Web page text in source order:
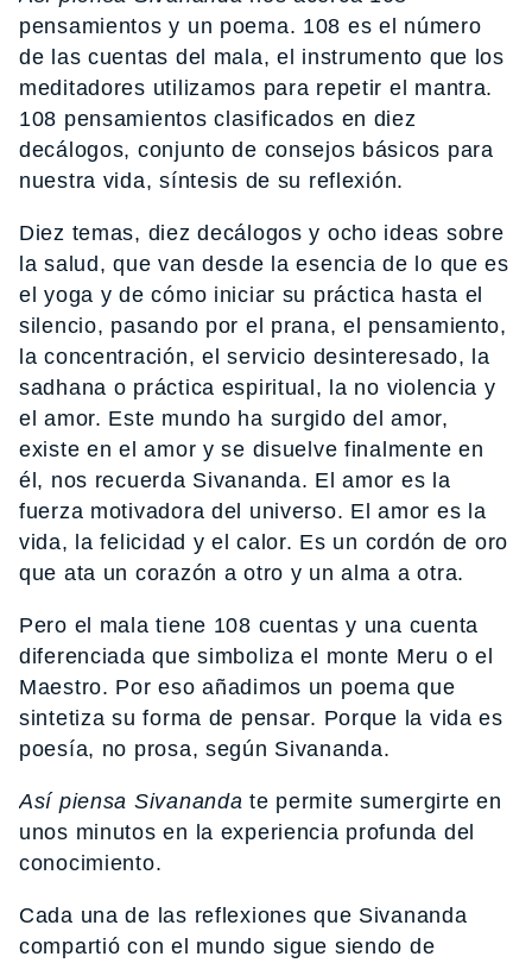
pensamientos y un poema. 108 es el número
de las cuentas del mala, el instrumento que los
meditadores utilizamos para repetir el mantra.
108 pensamientos clasificados en diez
decálogos, conjunto de consejos básicos para
nuestra vida, síntesis de su reflexión.
Diez temas, diez decálogos y ocho ideas sobre
la salud, que van desde la esencia de lo que es
el yoga y de cómo iniciar su práctica hasta el
silencio, pasando por el prana, el pensamiento,
la concentración, el servicio desinteresado, la
sadhana o práctica espiritual, la no violencia y
el amor. Este mundo ha surgido del amor,
existe en el amor y se disuelve finalmente en
él, nos recuerda Sivananda. El amor es la
fuerza motivadora del universo. El amor es la
vida, la felicidad y el calor. Es un cordón de oro
que ata un corazón a otro y un alma a otra.
Pero el mala tiene 108 cuentas y una cuenta
diferenciada que simboliza el monte Meru o el
Maestro. Por eso añadimos un poema que
sintetiza su forma de pensar. Porque la vida es
poesía, no prosa, según Sivananda.
Así piensa Sivananda te permite sumergirte en
unos minutos en la experiencia profunda del
conocimiento.
Cada una de las reflexiones que Sivananda
compartió con el mundo sigue siendo de